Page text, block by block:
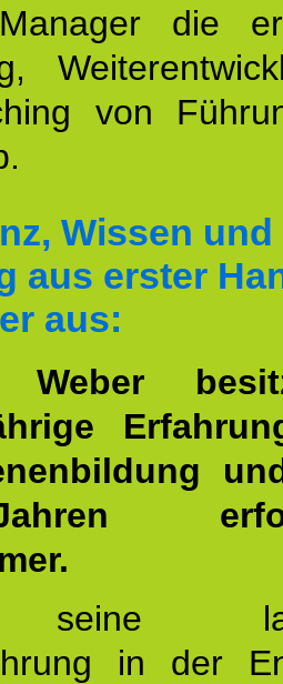
die
von
Wissen und
aus erster
aus:
Weber
in der